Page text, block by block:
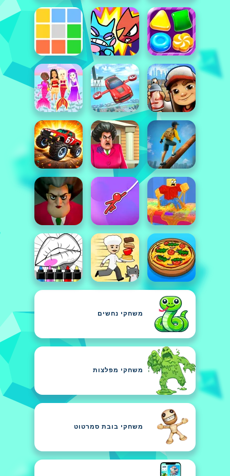
משחקי נחשים
משחקי מפלצות
משחקי בובת סמרטוט